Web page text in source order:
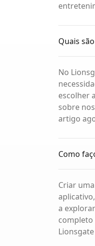
Quais
No
escolher
sobre
artigo
Como
Criar
a